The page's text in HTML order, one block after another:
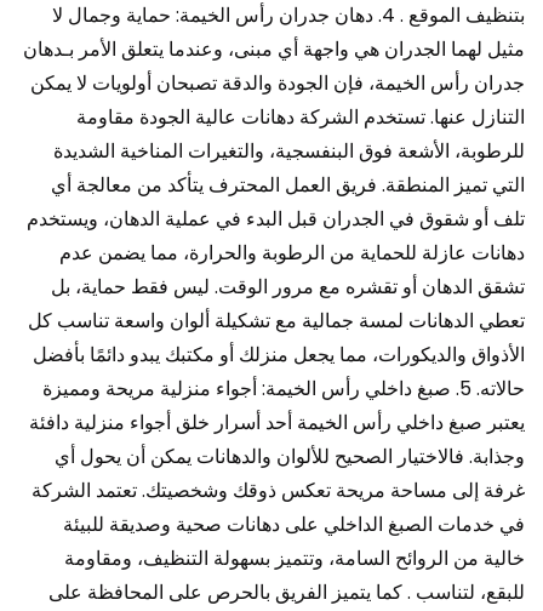
بتنظيف الموقع . 4. دهان جدران رأس الخيمة: حماية وجمال لا
مثيل لهما الجدران هي واجهة أي مبنى، وعندما يتعلق الأمر بـدهان
جدران رأس الخيمة، فإن الجودة والدقة تصبحان أولويات لا يمكن
التنازل عنها. تستخدم الشركة دهانات عالية الجودة مقاومة
للرطوبة، الأشعة فوق البنفسجية، والتغيرات المناخية الشديدة
التي تميز المنطقة. فريق العمل المحترف يتأكد من معالجة أي
تلف أو شقوق في الجدران قبل البدء في عملية الدهان، ويستخدم
دهانات عازلة للحماية من الرطوبة والحرارة، مما يضمن عدم
تشقق الدهان أو تقشره مع مرور الوقت. ليس فقط حماية، بل
تعطي الدهانات لمسة جمالية مع تشكيلة ألوان واسعة تناسب كل
الأذواق والديكورات، مما يجعل منزلك أو مكتبك يبدو دائمًا بأفضل
حالاته. 5. صبغ داخلي رأس الخيمة: أجواء منزلية مريحة ومميزة
يعتبر صبغ داخلي رأس الخيمة أحد أسرار خلق أجواء منزلية دافئة
وجذابة. فالاختيار الصحيح للألوان والدهانات يمكن أن يحول أي
غرفة إلى مساحة مريحة تعكس ذوقك وشخصيتك. تعتمد الشركة
في خدمات الصبغ الداخلي على دهانات صحية وصديقة للبيئة
خالية من الروائح السامة، وتتميز بسهولة التنظيف، ومقاومة
للبقع، لتناسب . كما يتميز الفريق بالحرص على المحافظة على